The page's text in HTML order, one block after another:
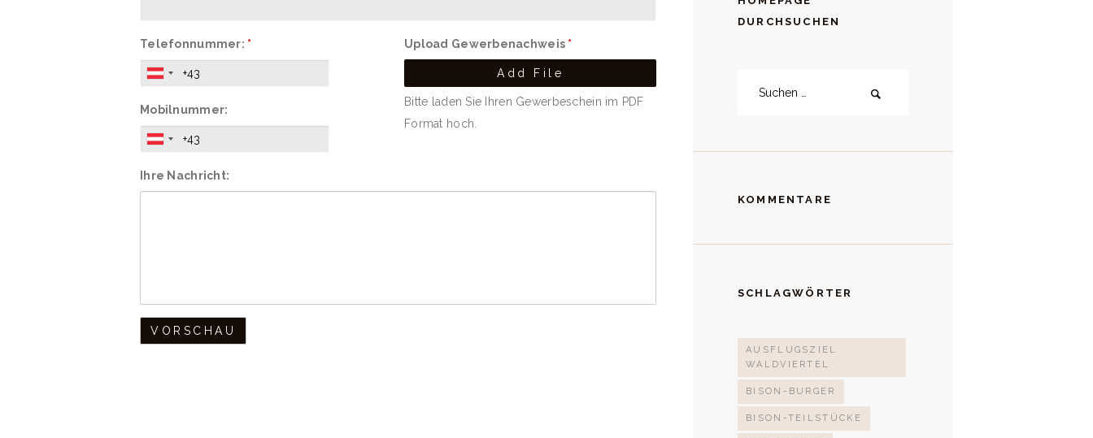
Telefonnummer: *
Mobilnummer:
Upload Gewerbenachweis *
Add File
Bitte laden Sie Ihren Gewerbeschein im PDF
Format hoch.
Ihre Nachricht:
DURCHSUCHEN
KOMMENTARE
SCHLAGWÖRTER
AUSFLUGSZIEL
WALDVIERTEL
BISON-BURGER
BISON-TEILSTÜCKE